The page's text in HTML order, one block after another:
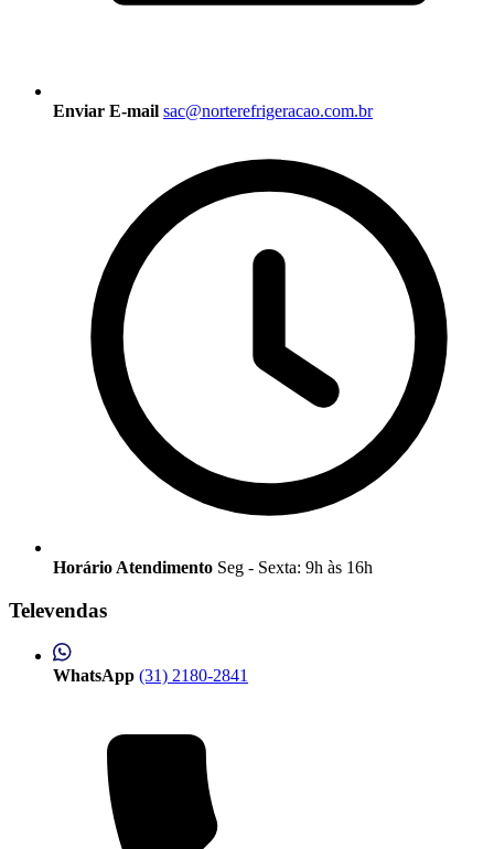
Enviar E-mail sac@norterefrigeracao.com.br
Horário Atendimento Seg - Sexta: 9h às 16h
Televendas
WhatsApp (31) 2180-2841